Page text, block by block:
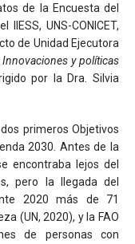
de la Encuesta del
UNS-CONICET,
de Unidad Ejecutora
y políticas
por la Dra. Silvia
primeros Objetivos
2030. Antes de la
encontraba lejos del
pero la llegada del
2020 más de 71
(UN, 2020), y la FAO
de personas con